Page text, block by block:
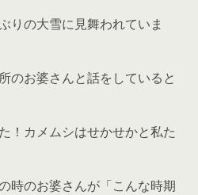
りの大雪に見舞われていま
のお婆さんと話をしていると
！カメムシはせかせかと私た
時のお婆さんが「こんな時期